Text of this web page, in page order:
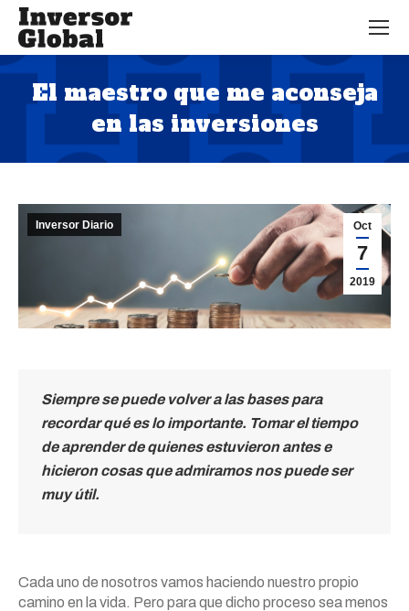
El maestro que me aconseja
en las inversiones
Estás aquí:
Oct
7
2019
Inversor Diario
Siempre se puede volver a las bases para
recordar qué es lo importante. Tomar el tiempo
de aprender de quienes estuvieron antes e
hicieron cosas que admiramos nos puede ser
muy útil.
Cada uno de nosotros vamos haciendo nuestro propio
camino en la vida. Pero para que dicho proceso sea menos